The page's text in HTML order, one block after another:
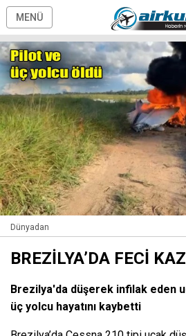
MENÜ
Dünyadan
BREZİLYA’DA FECİ
Brezilya'da düşerek infilak eden
üç yolcu hayatını kaybetti